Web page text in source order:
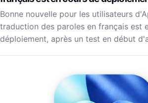
Bonne nouvelle pour les utilisateurs
traduction des paroles en français est
déploiement, après un test en début